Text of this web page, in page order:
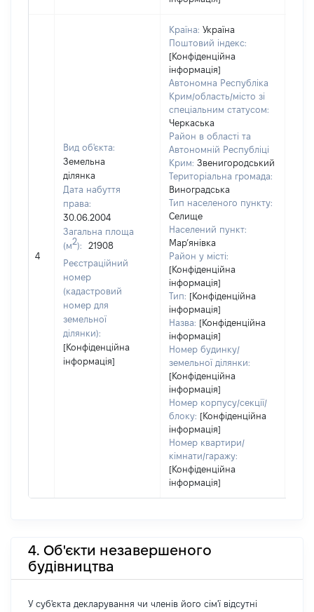
4
Вид об'єкта:
Земельна
ділянка
Дата набуття
права:
30.06.2004
Загальна площа
(м2):
21908
Реєстраційний
номер
(кадастровий
номер для
земельної
ділянки):
[Конфіденційна
інформація]
Країна: Україна
Поштовий індекс:
[Конфіденційна
інформація]
Автономна Республіка
Крим/область/місто зі
спеціальним статусом:
Черкаська
Район в області та
Автономній Республіці
Крим: Звенигородський
Територіальна громада:
Виноградська
Тип населеного пункту:
Селище
Населений пункт:
Мар’янівка
Район у місті:
[Конфіденційна
інформація]
Тип: [Конфіденційна
інформація]
Назва: [Конфіденційна
інформація]
Номер будинку/
земельної ділянки:
[Конфіденційна
інформація]
Номер корпусу/секції/
блоку: [Конфіденційна
інформація]
Номер квартири/
кімнати/гаражу:
[Конфіденційна
інформація]
4. Об'єкти незавершеного
будівництва
У суб'єкта декларування чи членів його сім'ї відсутні